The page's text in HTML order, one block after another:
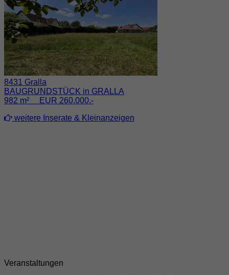
8431 Gralla
BAUGRUNDSTÜCK in GRALLA
982 m² EUR 260.000.-
weitere Inserate & Kleinanzeigen
Veranstaltungen